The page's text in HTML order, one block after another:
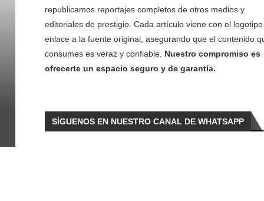
republicamos reportajes completos de otros medios y
editoriales de prestigio. Cada artículo viene con el
enlace a la fuente original, asegurando que el contenido
consumes es veraz y confiable. Nuestro compromiso es
ofrecerte un espacio seguro y de garantía.
SÍGUENOS EN NUESTRO CANAL DE WHATSAPP